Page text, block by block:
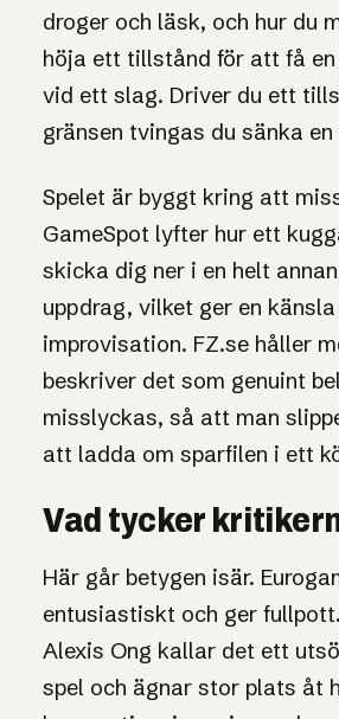
droger och läsk, och hur du
höja ett tillstånd för att få
vid ett slag. Driver du ett
gränsen tvingas du sänka
Spelet är byggt kring att
GameSpot lyfter hur ett
skicka dig ner i en helt
uppdrag, vilket ger en
improvisation. FZ.se håller
beskriver det som genuint
misslyckas, så att man
att ladda om sparfilen i ett
Vad tycker
Här går betygen isär.
entusiastiskt och ger
Alexis Ong kallar det ett
spel och ägnar stor plats åt